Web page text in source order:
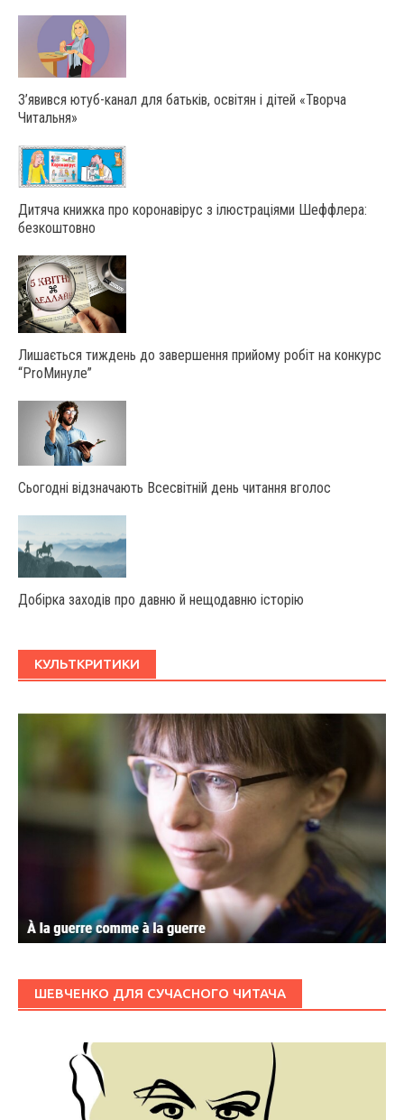
З’явився ютуб-канал для батьків, освітян і дітей «Творча
Читальня»
Дитяча книжка про коронавірус з ілюстраціями Шеффлера:
безкоштовно
Лишається тиждень до завершення прийому робіт на конкурс
“ProМинуле”
Сьогодні відзначають Всесвітній день читання вголос
Добірка заходів про давню й нещодавню історію
КУЛЬТКРИТИКИ
ШЕВЧЕНКО ДЛЯ СУЧАСНОГО ЧИТАЧА